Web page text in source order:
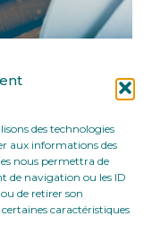
des technologies
aux informations des
nous permettra de
de navigation ou les ID
de retirer son
caractéristiques